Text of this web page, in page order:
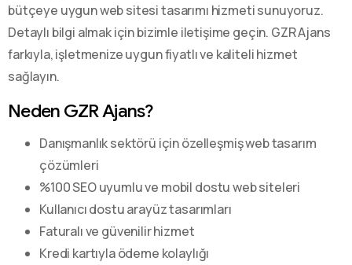
bütçeye uygun web sitesi tasarımı hizmeti sunuyoruz.
Detaylı bilgi almak için bizimle iletişime geçin. GZR Ajans
farkıyla, işletmenize uygun fiyatlı ve kaliteli hizmet
sağlayın.
Neden GZR Ajans?
Danışmanlık sektörü için özelleşmiş web tasarım
çözümleri
%100 SEO uyumlu ve mobil dostu web siteleri
Kullanıcı dostu arayüz tasarımları
Faturalı ve güvenilir hizmet
Kredi kartıyla ödeme kolaylığı